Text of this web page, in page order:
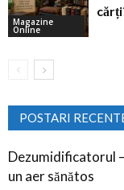
Magazine
Online
POSTARI
Dezumidificatorul
un aer sănătos